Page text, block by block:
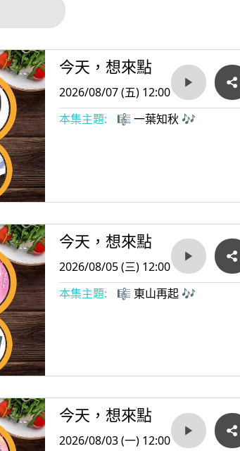
今天，想來點
2026/08/07 (五) 12:00
本集主題:
🎼 一葉知秋 🎶
今天，想來點
2026/08/05 (三) 12:00
本集主題:
🎼 東山再起 🎶
今天，想來點
2026/08/03 (一) 12:00